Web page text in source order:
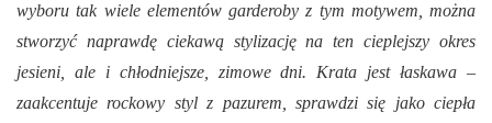
wyboru tak wiele elementów garderoby z tym motywem, można
stworzyć naprawdę ciekawą stylizację na ten cieplejszy okres
jesieni, ale i chłodniejsze, zimowe dni. Krata jest łaskawa –
zaakcentuje rockowy styl z pazurem, sprawdzi się jako ciepła